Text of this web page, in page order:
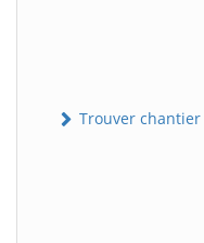
Trouver